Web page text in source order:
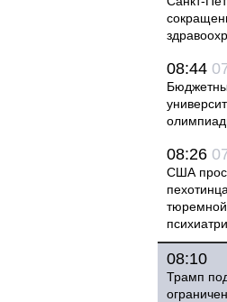
08:44
08:26
США
08:10
Трамп